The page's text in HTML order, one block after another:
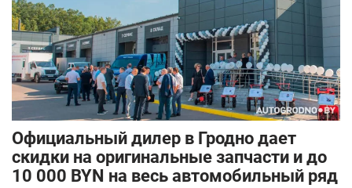
Официальный дилер в Гродно дает
скидки на оригинальные запчасти и до
10 000 BYN на весь автомобильный ряд